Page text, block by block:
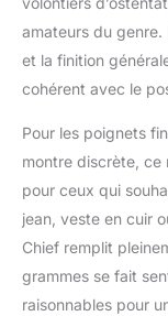
amateurs du genre.
et la finition
cohérent avec le
Pour les poignets
montre discrète, ce
pour ceux qui
jean, veste en cuir
Chief remplit
grammes se fait
raisonnables pour